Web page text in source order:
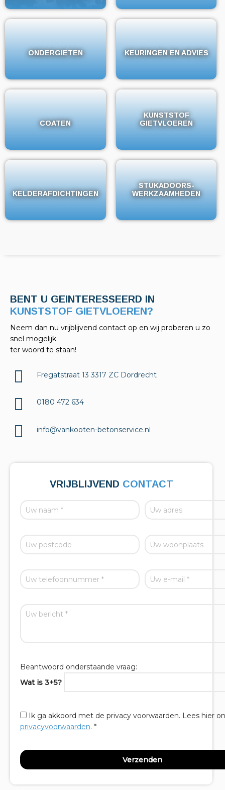
ONDERGIETEN
ONDERGIETEN KEURINGEN EN ADVIES
KEURINGEN EN ADVIES
COATEN
COATEN
KUNSTSTOF
GIETVLOEREN
KUNSTSTOF
GIETVLOEREN
KELDERAFDICHTINGEN
KELDERAFDICHTINGEN
STUKADOORS-
WERKZAAMHEDEN
STUKADOORS-
WERKZAAMHEDEN
BENT U GEINTERESSEERD IN
KELDERAFDICHTINGEN?
Neem dan nu vrijblijvend contact op en wij proberen u zo
snel mogelijk
ter woord te staan!
Fregatstraat 13 3317 ZC Dordrecht
0180 472 634
info@vankooten-betonservice.nl
VRIJBLIJVEND CONTACT
Beantwoord onderstaande vraag:
Wat is 3+5?
Ik ga akkoord met de privacy voorwaarden. Lees hier
privacyvoorwaarden. *